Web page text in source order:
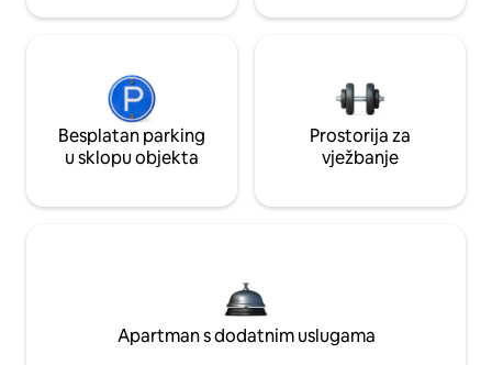
Besplatan parking
u sklopu objekta
Prostorija za
vježbanje
Apartman s dodatnim uslugama